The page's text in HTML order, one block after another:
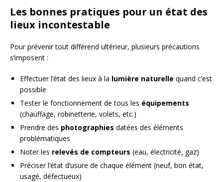
Les bonnes pratiques pour un état des
lieux incontestable
Pour prévenir tout différend ultérieur, plusieurs précautions
s’imposent :
Effectuer l’état des lieux à la lumière naturelle quand c’est
possible
Tester le fonctionnement de tous les équipements
(chauffage, robinetterie, volets, etc.)
Prendre des photographies datées des éléments
problématiques
Noter les relevés de compteurs (eau, électricité, gaz)
Préciser l’état d’usure de chaque élément (neuf, bon état,
usagé, défectueux)